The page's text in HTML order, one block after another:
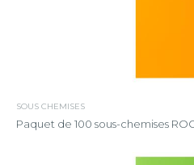
SOUS CHEMISES
Paquet de 100 sous-chemises